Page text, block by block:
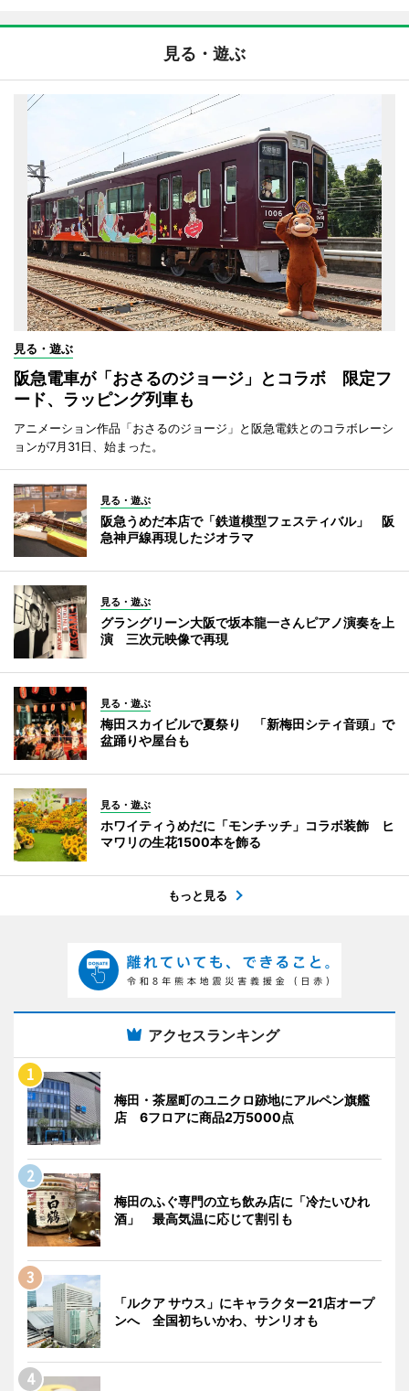
見る・遊ぶ
見る・遊ぶ
阪急電車が「おさるのジョージ」とコラボ 限定フ
ード、ラッピング列車も
アニメーション作品「おさるのジョージ」と阪急電鉄とのコラボレーシ
ョンが7月31日、始まった。
見る・遊ぶ
阪急うめだ本店で「鉄道模型フェスティバル」 阪
急神戸線再現したジオラマ
見る・遊ぶ
グラングリーン大阪で坂本龍一さんピアノ演奏を上
演 三次元映像で再現
見る・遊ぶ
梅田スカイビルで夏祭り 「新梅田シティ音頭」で
盆踊りや屋台も
見る・遊ぶ
ホワイティうめだに「モンチッチ」コラボ装飾 ヒ
マワリの生花1500本を飾る
もっと見る
アクセスランキング
梅田・茶屋町のユニクロ跡地にアルペン旗艦
店 6フロアに商品2万5000点
梅田のふぐ専門の立ち飲み店に「冷たいひれ
酒」 最高気温に応じて割引も
「ルクア サウス」にキャラクター21店オープ
ンへ 全国初ちいかわ、サンリオも